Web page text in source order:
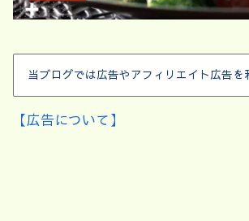
当ブログでは広告やアフィリエイト広告を
【広告について】